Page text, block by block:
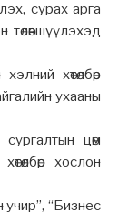
сурах арга
хөтөлбөр
ухааны
цөм
хослон
учир”, “Бизнес